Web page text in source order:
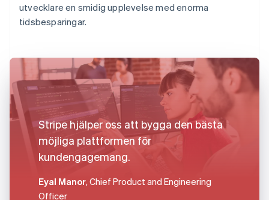
utvecklare en smidig upplevelse med enorma
tidsbesparingar.
Stripe hjälper oss att bygga den bästa
möjliga plattformen för
kundengagemang.
Eyal Manor, Chief Product and Engineering
Officer